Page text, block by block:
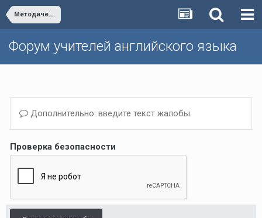
Методическая школа Р.П. Мильруда/Dr. Millrood's School of Methodology
Форум учителей английского языка
Дополнительно: введите текст жалобы.
Проверка безопасности